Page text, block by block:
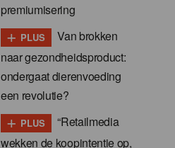
premiumisering
+ PLUS
Van brokken
naar gezondheidsproduct:
ondergaat dierenvoeding
een revolutie?
+ PLUS
“Retailmedia
wekken de koopintentie op,